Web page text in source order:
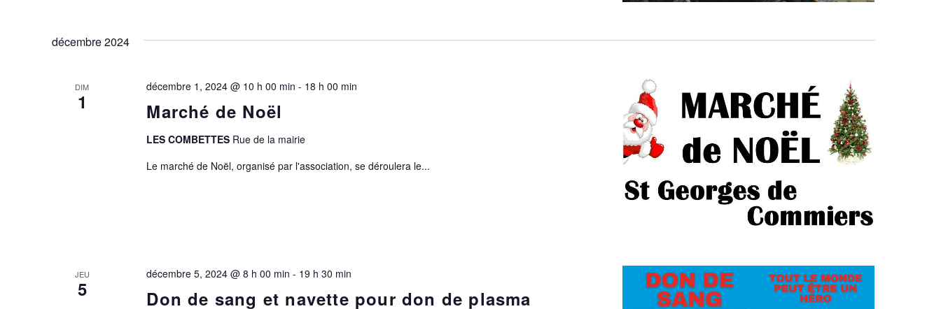
décembre 2024
DIM
1 Marché de Noël
décembre 1, 2024 @ 10 h 00 min - 18 h 00 min
LES COMBETTES Rue de la mairie
Le marché de Noël, organisé par l'association, se déroulera le...
JEU
5 Don de sang et navette pour don de plasma
décembre 5, 2024 @ 8 h 00 min - 19 h 30 min